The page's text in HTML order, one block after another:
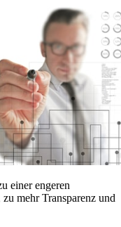
einer engeren
mehr Transparenz und